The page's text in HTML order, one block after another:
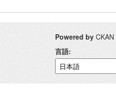
Powered by CKAN
言語